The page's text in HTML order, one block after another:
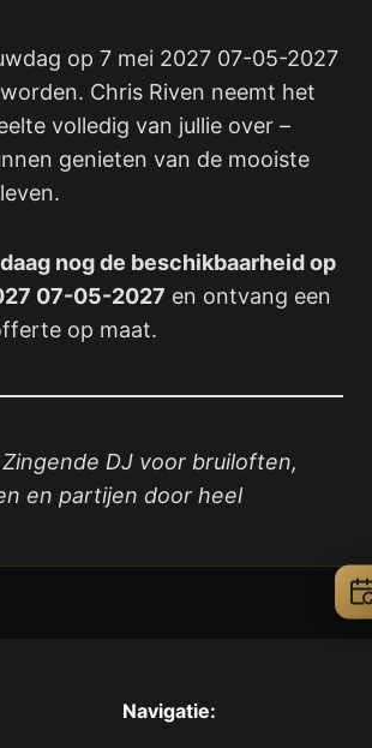
op 7 mei 2027 07-05-2027
Chris Riven neemt het
volledig van jullie over –
genieten van de mooiste
nog de beschikbaarheid op
07-05-2027 en ontvang een
op maat.
Zingende DJ voor bruiloften,
en partijen door heel
Navigatie: